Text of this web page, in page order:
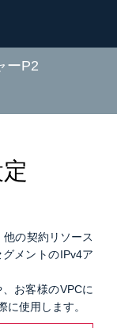
ーP2
の契約リソース
メントのIPv4ア
お客様のVPCに
使用します。